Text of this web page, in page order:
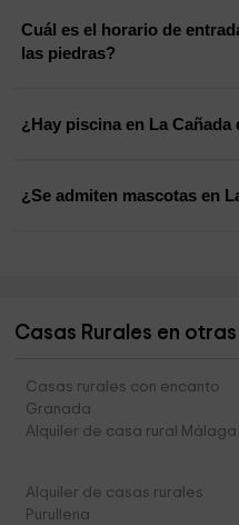
Cuál es el horario de entrada y salida
las piedras?
¿Hay piscina en La Cañada
¿Se admiten mascotas en
Casas Rurales en
Casas rurales con encanto
Granada
Alquiler de casa rural Málaga
Alquiler de casas rurales
Purullena